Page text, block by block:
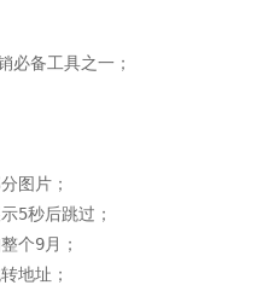
必备工具之一；
图片；
5秒后跳过；
个9月；
地址；